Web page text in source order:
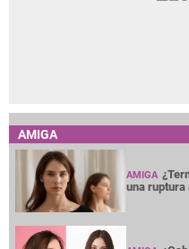
AMIGA
AMIGA
una ruptura